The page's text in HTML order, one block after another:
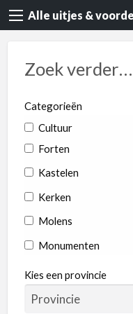
Alle uitjes &
Zoek verder…
Categorieën
Cultuur
Forten
Kastelen
Kerken
Molens
Monumenten
Rondvaart
Dieren & Natuur
Kies een provincie